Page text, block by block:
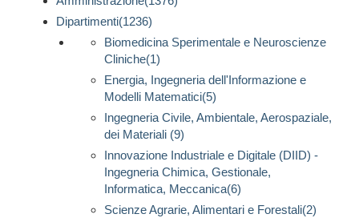
Dipartimenti(1236)
Biomedicina Sperimentale e Neuroscienze
Cliniche(1)
Energia, Ingegneria dell'Informazione e
Modelli Matematici(5)
Ingegneria Civile, Ambientale, Aerospaziale,
dei Materiali (9)
Innovazione Industriale e Digitale (DIID) -
Ingegneria Chimica, Gestionale,
Informatica, Meccanica(6)
Scienze Agrarie, Alimentari e Forestali(2)